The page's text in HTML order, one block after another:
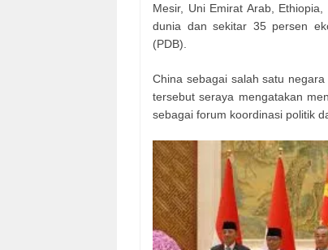
Mesir, Uni Emirat Arab,
dunia dan sekitar 35 persen
(PDB).
China sebagai salah satu
tersebut seraya mengatakan
sebagai forum koordinasi politik